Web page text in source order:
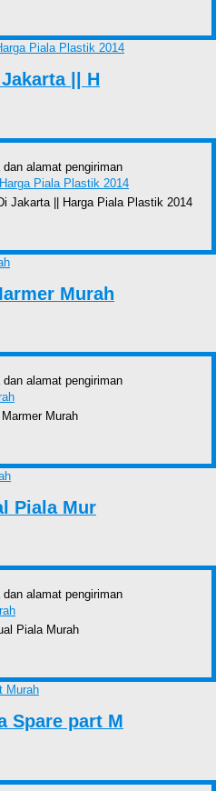
|| H
alamat pengiriman
Jakarta || Harga Piala Plastik 2014
Murah
alamat pengiriman
Murah
Piala Mur
alamat pengiriman
Piala Murah
Spare part M